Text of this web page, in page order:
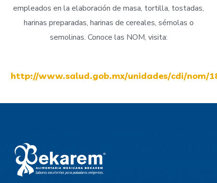
empleados en la elaboración de masa, tortilla, tostadas,
harinas preparadas, harinas de cereales, sémolas o
semolinas. Conoce las NOM, visita:
http://www.salud.gob.mx/unidades/cdi/nom/